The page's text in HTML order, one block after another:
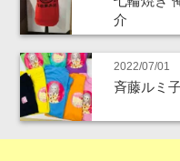
介
2022/07/01
斉藤ルミ